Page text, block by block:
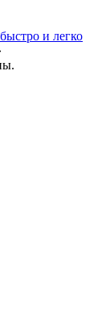
и легко